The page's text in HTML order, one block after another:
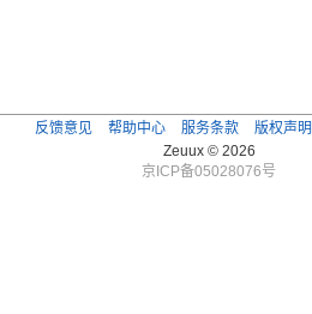
反馈意见 帮助中心 服务条款 版权声明
Zeuux © 2026
京ICP备05028076号